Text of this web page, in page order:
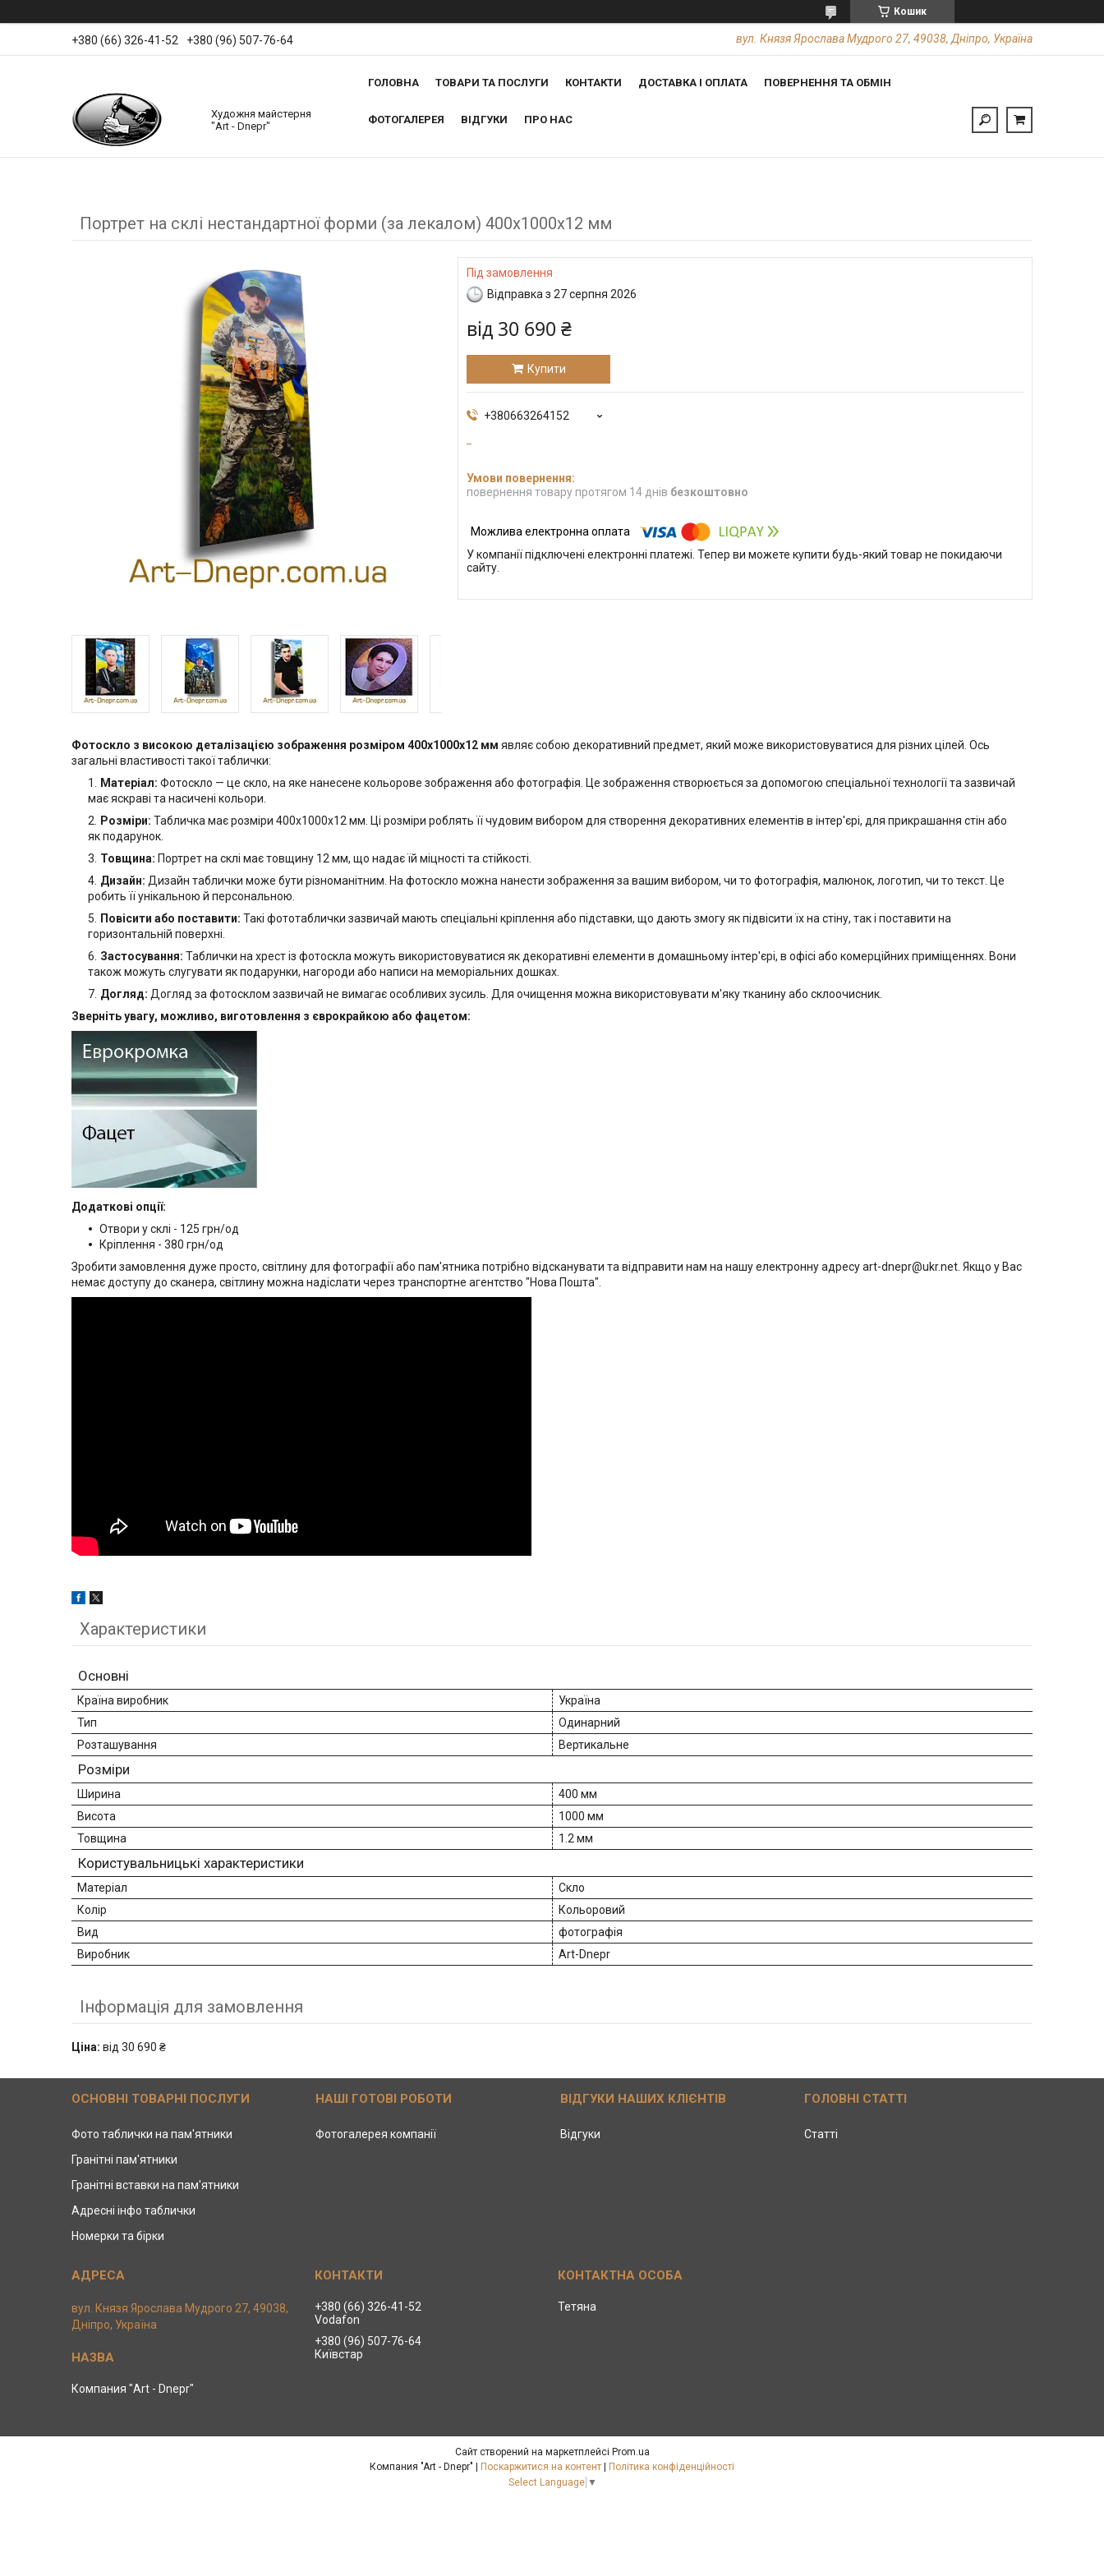
Кошик
+380 (66) 326-41-52 +380 (96) 507-76-64 вул. Князя Ярослава Мудрого 27, 49038, Дніпро, Україна
Художня майстерня
"Art - Dnepr"
ГОЛОВНА ТОВАРИ ТА ПОСЛУГИ КОНТАКТИ ДОСТАВКА І ОПЛАТА ПОВЕРНЕННЯ ТА ОБМІН
ФОТОГАЛЕРЕЯ ВІДГУКИ ПРО НАС
Портрет на склі нестандартної форми (за лекалом) 400х1000х12 мм
Під замовлення
Відправка з 27 серпня 2026
від 30 690 ₴
Купити
+380663264152
повернення товару протягом 14 днів безкоштовно
У компанії підключені електронні платежі. Тепер ви можете купити будь-який товар не покидаючи
сайту.
Фотоскло з високою деталізацією зображення розміром 400х1000x12 мм являє собою декоративний предмет, який може використовуватися для різних цілей. Ось
загальні властивості такої таблички:
Матеріал: Фотоскло — це скло, на яке нанесене кольорове зображення або фотографія. Це зображення створюється за допомогою спеціальної технології та зазвичай
має яскраві та насичені кольори.
Розміри: Табличка має розміри 400х1000х12 мм. Ці розміри роблять її чудовим вибором для створення декоративних елементів в інтер'єрі, для прикрашання стін або
як подарунок.
Товщина: Портрет на склі має товщину 12 мм, що надає їй міцності та стійкості.
Дизайн: Дизайн таблички може бути різноманітним. На фотоскло можна нанести зображення за вашим вибором, чи то фотографія, малюнок, логотип, чи то текст. Це
робить її унікальною й персональною.
Повісити або поставити: Такі фототаблички зазвичай мають спеціальні кріплення або підставки, що дають змогу як підвісити їх на стіну, так і поставити на
горизонтальній поверхні.
Застосування: Таблички на хрест із фотоскла можуть використовуватися як декоративні елементи в домашньому інтер'єрі, в офісі або комерційних приміщеннях. Вони
також можуть слугувати як подарунки, нагороди або написи на меморіальних дошках.
Догляд: Догляд за фотосклом зазвичай не вимагає особливих зусиль. Для очищення можна використовувати м'яку тканину або склоочисник.
Зверніть увагу, можливо, виготовлення з єврокрайкою або фацетом:
Додаткові опції:
Отвори у склі - 125 грн/од
Кріплення - 380 грн/од
Зробити замовлення дуже просто, світлину для фотографії або пам'ятника потрібно відсканувати та відправити нам на нашу електронну адресу art-dnepr@ukr.net. Якщо у Вас
немає доступу до сканера, світлину можна надіслати через транспортне агентство "Нова Пошта".
Характеристики
Основні
Країна виробник
Україна
Тип
Одинарний
Розташування
Вертикальне
Розміри
Ширина
400 мм
Висота
1000 мм
Товщина
1.2 мм
Користувальницькі характеристики
Матеріал
Скло
Колір
Кольоровий
Вид
фотографія
Виробник
Art-Dnepr
Інформація для замовлення
Ціна: від 30 690 ₴
ОСНОВНІ ТОВАРНІ ПОСЛУГИ
Фото таблички на пам'ятники
Гранітні пам'ятники
Гранітні вставки на пам'ятники
Адресні інфо таблички
Номерки та бірки
НАШІ ГОТОВІ РОБОТИ
Фотогалерея компанії
ВІДГУКИ НАШИХ КЛІЄНТІВ
Відгуки
ГОЛОВНІ СТАТТІ
Статті
вул. Князя Ярослава Мудрого 27, 49038,
Дніпро, Україна
Компания "Art - Dnepr"
+380 (66) 326-41-52
Vodafon
+380 (96) 507-76-64
Київстар
Тетяна
Сайт створений на маркетплейсі Prom.ua
Поскаржитися на контент
Політика конфіденційності
Select Language ▼